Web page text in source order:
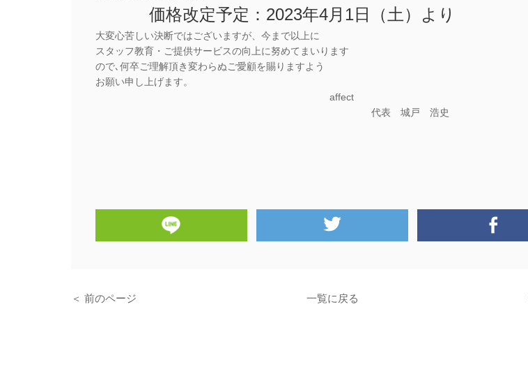
価格改定予定：2023年4月1日（土）より
大変心苦しい決断ではございますが、今まで以上に
スタッフ教育・ご提供サービスの向上に努めてまいります
ので､何卒ご理解頂き変わらぬご愛顧を賜りますよう
お願い申し上げます。
affect
代表 城戸 浩史
＜ 前のページ 一覧に戻る